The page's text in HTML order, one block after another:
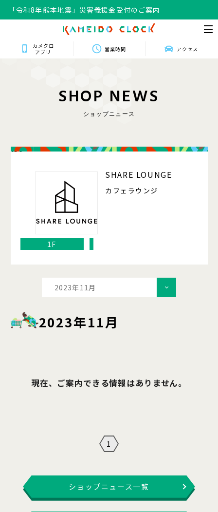
「令和8年熊本地震」災害義援金受付のご案内
カメクロ
アプリ
営業時間 アクセス
SHOP NEWS
ショップニュース
150
SHARE LOUNGE
カフェラウンジ
1F
2023年11月
2023年11月
現在、ご案内できる情報はありません。
1
ショップニュース一覧